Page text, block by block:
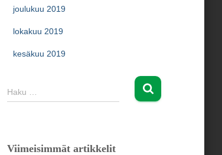
joulukuu 2019
lokakuu 2019
kesäkuu 2019
H
a
Haku …
Viimeisimmät artikkelit